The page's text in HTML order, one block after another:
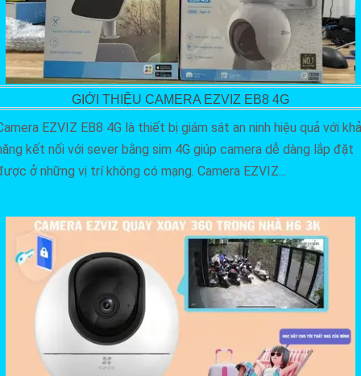
GIỚI THIỆU CAMERA EZVIZ EB8 4G
EZVIZ EB8 4G là thiết bị giám sát an ninh hiệu quả với khả
kết nối với sever bằng sim 4G giúp camera dễ dàng lắp đặt
ở những vị trí không có mạng. Camera EZVIZ...